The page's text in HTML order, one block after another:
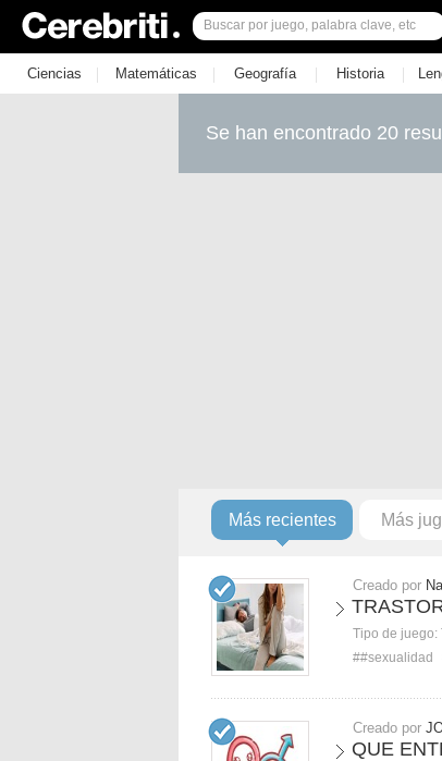
Ciencias | Matemáticas | Geografía | Historia |
Se han encontrado 20
Más recientes Más
Creado por
Tipo de juego:
##sexualidad
Creado por
QUE